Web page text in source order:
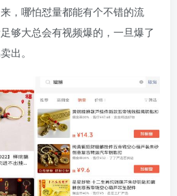
，哪怕怼量都能有个不错的流
够大总会有视频爆的，一旦爆了
出。